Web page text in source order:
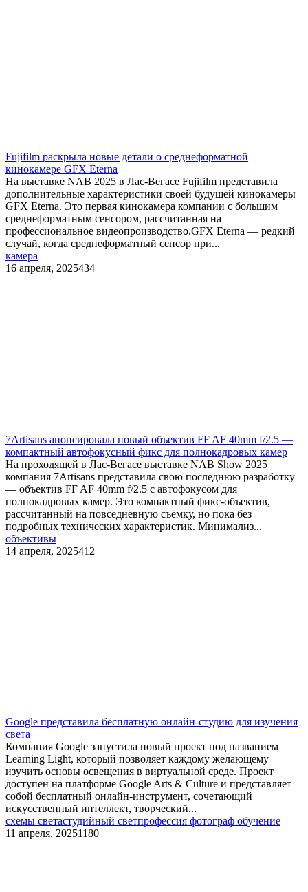
​Fujifilm раскрыла новые детали о среднеформатной
кинокамере GFX Eterna
На выставке NAB 2025 в Лас-Вегасе Fujifilm представила
дополнительные характеристики своей будущей кинокамеры
GFX Eterna. Это первая кинокамера компании с большим
среднеформатным сенсором, рассчитанная на
профессиональное видеопроизводство.GFX Eterna — редкий
случай, когда среднеформатный сенсор при...
камера
16 апреля, 2025434
​7Artisans анонсировала новый объектив FF AF 40mm f/2.5 —
компактный автофокусный фикс для полнокадровых камер
На проходящей в Лас-Вегасе выставке NAB Show 2025
компания 7Artisans представила свою последнюю разработку
— объектив FF AF 40mm f/2.5 с автофокусом для
полнокадровых камер. Это компактный фикс-объектив,
рассчитанный на повседневную съёмку, но пока без
подробных технических характеристик. Минимализ...
объективы
14 апреля, 2025412
​Google представила бесплатную онлайн-студию для изучения
света
Компания Google запустила новый проект под названием
Learning Light, который позволяет каждому желающему
изучить основы освещения в виртуальной среде. Проект
доступен на платформе Google Arts & Culture и представляет
собой бесплатный онлайн-инструмент, сочетающий
искусственный интеллект, творческий...
схемы светастудийный светпрофессия фотограф обучение
11 апреля, 20251180